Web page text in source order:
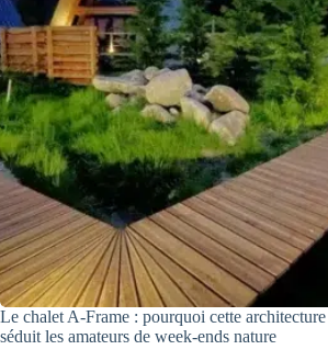
Le chalet A-Frame : pourquoi cette
séduit les amateurs de week-ends nature